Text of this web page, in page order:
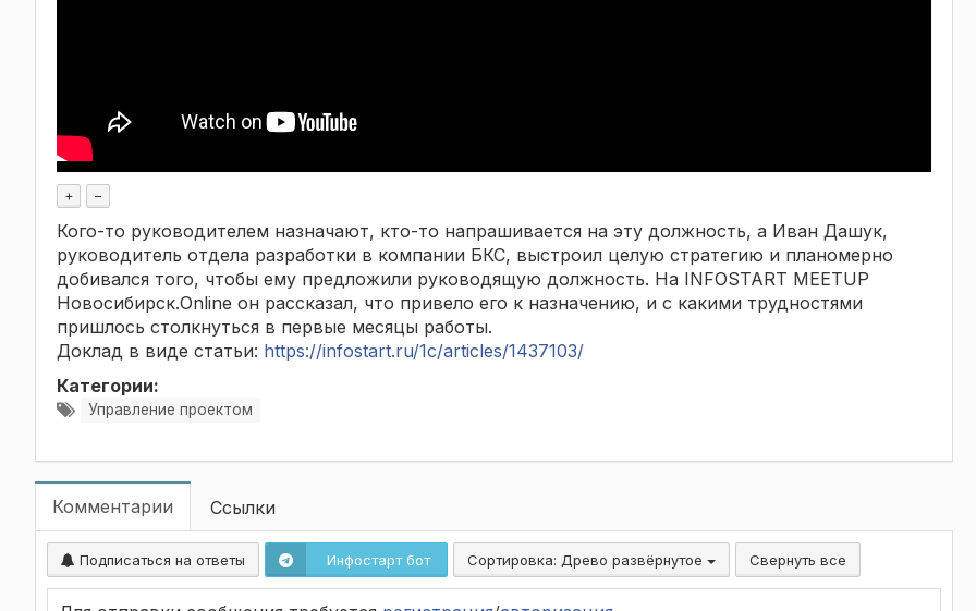
+ –
Кого-то руководителем назначают, кто-то напрашивается на эту должность, а Иван Дашук,
руководитель отдела разработки в компании БКС, выстроил целую стратегию и планомерно
добивался того, чтобы ему предложили руководящую должность. На INFOSTART MEETUP
Новосибирск.Online он рассказал, что привело его к назначению, и с какими трудностями
пришлось столкнуться в первые месяцы работы.
Доклад в виде статьи: https://infostart.ru/1c/articles/1437103/
Категории:
Управление проектом
Комментарии Ссылки
Подписаться на ответы Инфостарт бот Сортировка: Древо развёрнутое Свернуть все